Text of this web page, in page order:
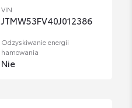
VIN
JTMW53FV40J012386
Odzyskiwanie energii
hamowania
Nie